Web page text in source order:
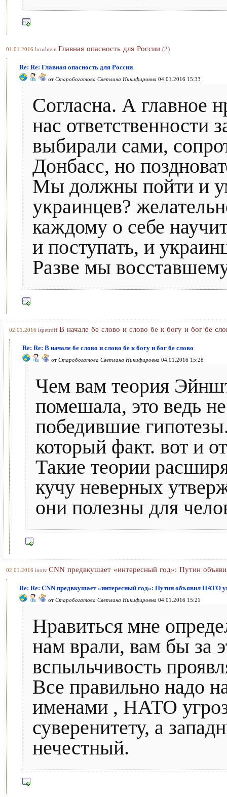
01.01.2016 broshtein Главная опасность для России (2)
Re: Re: Главная опасность для России
от Старобогатова Светлана Никифировна 04.01.2016 15:33
Согласна. А главное
нас
выбирали сами,
Донбасс, но
Мы должны пойти и
украинцев?
каждому о себе
и поступать, и
Разве мы
02.01.2016 ispetroff В начале бе слово и слово бе к богу и бог бе
Re: Re: В начале бе слово и слово бе к богу и бог бе слово
от Старобогатова Светлана Никифировна 04.01.2016 15:28
Чем вам теория
помешала, это ведь
победившие
который факт. вот и
Такие теории
кучу неверных
они полезны для
02.01.2016 inotv CNN предвкушает «интересный год»: Путин
Re: Re: CNN предвкушает «интересный год»: Путин объявил НАТО
от Старобогатова Светлана Никифировна 04.01.2016 15:21
Нравиться мне
нам врали, вам бы за
вспыльчивость
Все правильно надо
именами , НАТО
суверенитету, а
нечестный.